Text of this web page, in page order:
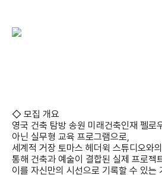
◇ 모집 개요
영국 건축 탐방 송원 미래건축인재 펠로
아닌 실무형 교육 프로그램으로,
세계적 거장 토마스 헤더윅 스튜디오와
통해 건축과 예술이 결합된 실제 프로젝
이를 자신만의 시선으로 기록할 수 있는